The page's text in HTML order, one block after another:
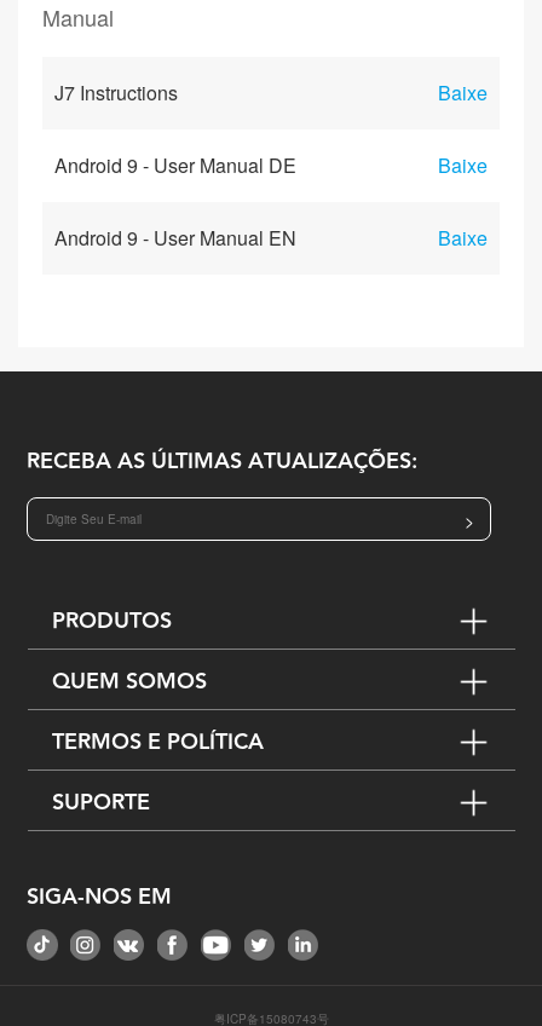
Manual
J7 Instructions Baixe
Android 9 - User Manual DE Baixe
Android 9 - User Manual EN Baixe
RECEBA AS ÚLTIMAS ATUALIZAÇÕES:
>
PRODUTOS
QUEM SOMOS
TERMOS E POLÍTICA
SUPORTE
SIGA-NOS EM
粤ICP备15080743号